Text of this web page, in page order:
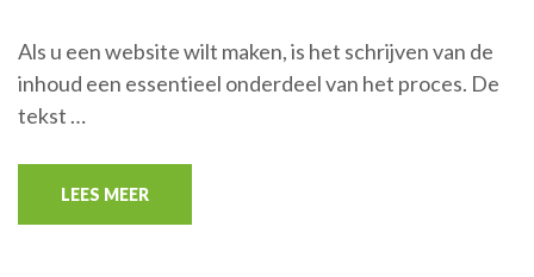
Als u een website wilt maken, is het schrijven van de
inhoud een essentieel onderdeel van het proces. De
tekst …
LEES MEER